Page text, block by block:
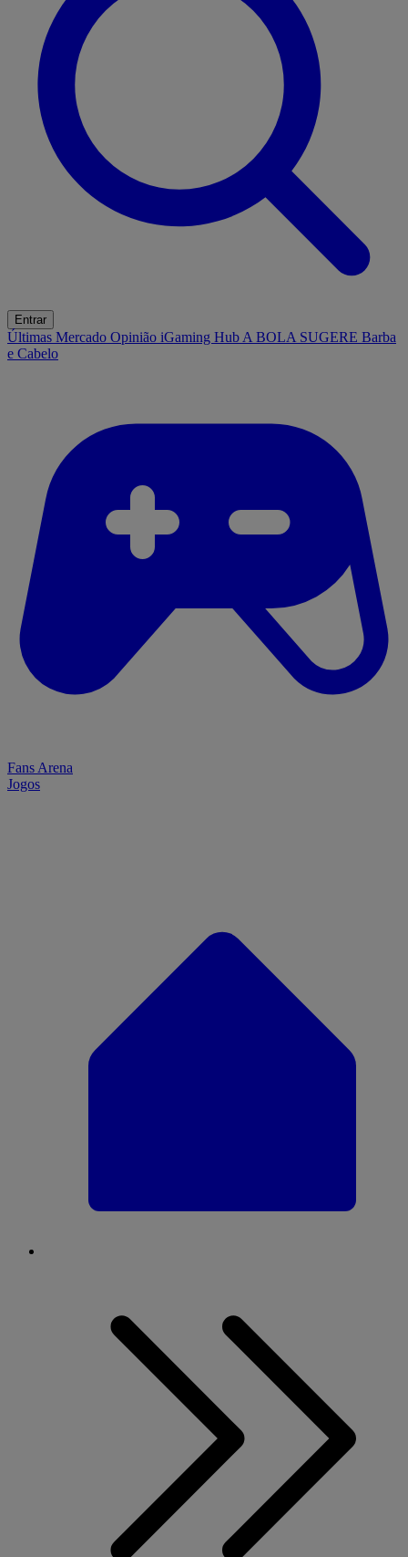
Entrar
Últimas Mercado Opinião iGaming Hub A BOLA SUGERE Barba
e Cabelo
Fans Arena
Jogos